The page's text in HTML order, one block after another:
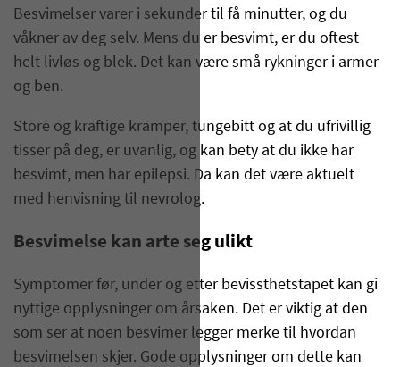
Besvimelser varer i sekunder til få minutter, og du
våkner av deg selv. Mens du er besvimt, er du oftest
helt livløs og blek. Det kan være små rykninger i armer
og ben.
Store og kraftige kramper, tungebitt og at du ufrivillig
tisser på deg, er uvanlig, og kan bety at du ikke har
besvimt, men har epilepsi. Da kan det være aktuelt
med henvisning til nevrolog.
Besvimelse kan arte seg ulikt
Symptomer før, under og etter bevissthetstapet kan gi
nyttige opplysninger om årsaken. Det er viktig at den
som ser at noen besvimer legger merke til hvordan
besvimelsen skjer. Gode opplysninger om dette kan